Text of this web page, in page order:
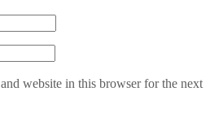
website in this browser for the next